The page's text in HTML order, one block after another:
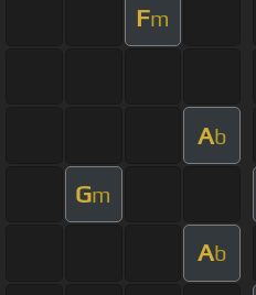
Fm
Ab
Gm
Ab